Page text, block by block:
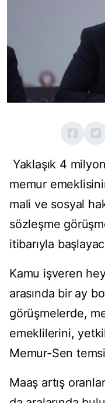
Yaklaşık 4
memur
mali ve sosyal
sözleşme
itibarıyla
Kamu işveren
arasında bir ay
görüşmelerde,
emeklilerini,
Memur-Sen
Maaş artış